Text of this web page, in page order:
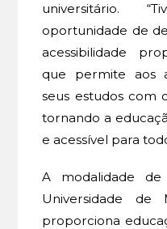
universitário.
oportunidade de
acessibilidade
que permite aos
seus estudos com
tornando a
e acessível para
A modalidade
Universidade de
proporciona